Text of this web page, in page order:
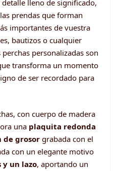
lleno de significado,
prendas que forman
importantes de vuestra
bautizos o cualquier
personalizadas son
transforma un momento
de ser recordado para
con cuerpo de madera
una plaquita redonda
de grosor grabada con el
con un elegante motivo
y un lazo, aportando un